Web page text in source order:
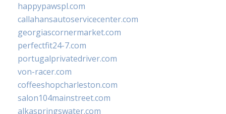
happypawspl.com
callahansautoservicecenter.com
georgiascornermarket.com
perfectfit24-7.com
portugalprivatedriver.com
von-racer.com
coffeeshopcharleston.com
salon104mainstreet.com
alkaspringswater.com